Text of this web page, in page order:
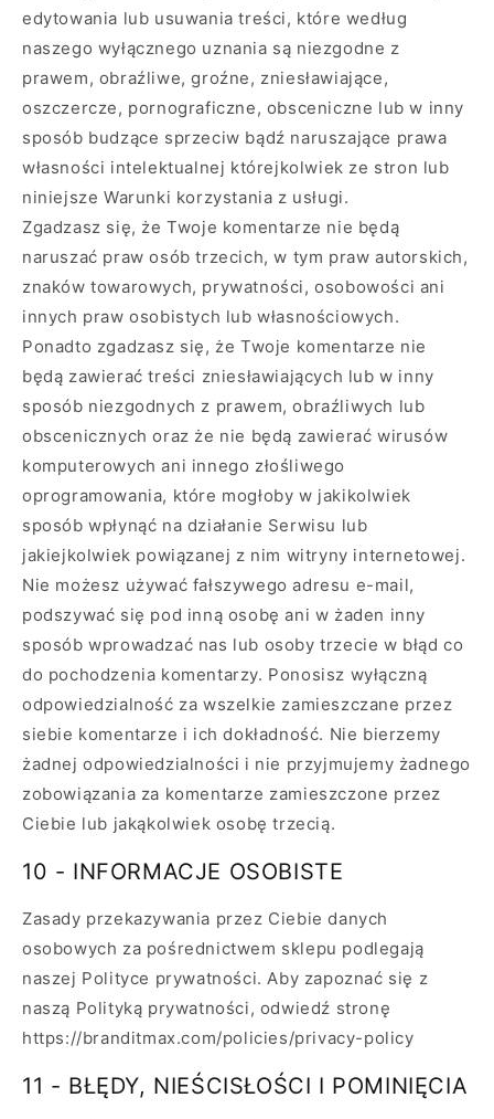
edytowania lub usuwania treści, które według
naszego wyłącznego uznania są niezgodne z
prawem, obraźliwe, groźne, zniesławiające,
oszczercze, pornograficzne, obsceniczne lub w inny
sposób budzące sprzeciw bądź naruszające prawa
własności intelektualnej którejkolwiek ze stron lub
niniejsze Warunki korzystania z usługi.
Zgadzasz się, że Twoje komentarze nie będą
naruszać praw osób trzecich, w tym praw autorskich,
znaków towarowych, prywatności, osobowości ani
innych praw osobistych lub własnościowych.
Ponadto zgadzasz się, że Twoje komentarze nie
będą zawierać treści zniesławiających lub w inny
sposób niezgodnych z prawem, obraźliwych lub
obscenicznych oraz że nie będą zawierać wirusów
komputerowych ani innego złośliwego
oprogramowania, które mogłoby w jakikolwiek
sposób wpłynąć na działanie Serwisu lub
jakiejkolwiek powiązanej z nim witryny internetowej.
Nie możesz używać fałszywego adresu e-mail,
podszywać się pod inną osobę ani w żaden inny
sposób wprowadzać nas lub osoby trzecie w błąd co
do pochodzenia komentarzy. Ponosisz wyłączną
odpowiedzialność za wszelkie zamieszczane przez
siebie komentarze i ich dokładność. Nie bierzemy
żadnej odpowiedzialności i nie przyjmujemy żadnego
zobowiązania za komentarze zamieszczone przez
Ciebie lub jakąkolwiek osobę trzecią.
10 - INFORMACJE OSOBISTE
Zasady przekazywania przez Ciebie danych
osobowych za pośrednictwem sklepu podlegają
naszej Polityce prywatności. Aby zapoznać się z
naszą Polityką prywatności, odwiedź stronę
https://branditmax.com/policies/privacy-policy
11 - BŁĘDY, NIEŚCISŁOŚCI I POMINIĘCIA